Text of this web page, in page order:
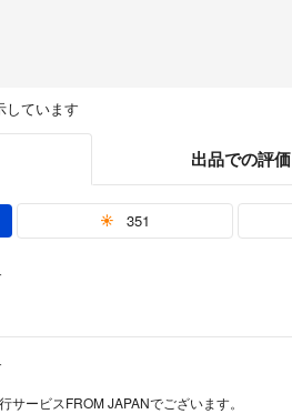
しています
出品での評価
351
ービスFROM JAPANでございます。